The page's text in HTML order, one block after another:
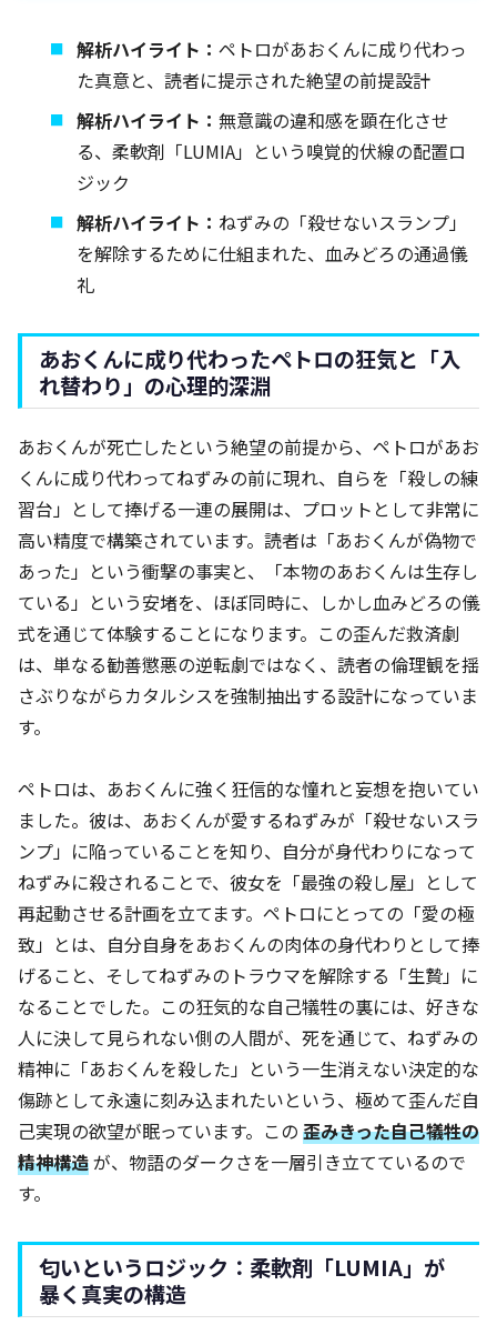
解析ハイライト：ペトロがあおくんに成り代わっ
た真意と、読者に提示された絶望の前提設計
解析ハイライト：無意識の違和感を顕在化させ
る、柔軟剤「LUMIA」という嗅覚的伏線の配置ロ
ジック
解析ハイライト： ねずみの「殺せないスランプ」
を解除するために仕組まれた、血みどろの通過儀
礼
あおくんに成り代わったペトロの狂気と「入
れ替わり」の心理的深淵
あおくんが死亡したという絶望の前提から、ペトロがあお
くんに成り代わってねずみの前に現れ、自らを「殺しの練
習台」として捧げる一連の展開は、プロットとして非常に
高い精度で構築されています。読者は「あおくんが偽物で
あった」という衝撃の事実と、「本物のあおくんは生存し
ている」という安堵を、ほぼ同時に、しかし血みどろの儀
式を通じて体験することになります。この歪んだ救済劇
は、単なる勧善懲悪の逆転劇ではなく、読者の倫理観を揺
さぶりながらカタルシスを強制抽出する設計になっていま
す。
ペトロは、あおくんに強く狂信的な憧れと妄想を抱いてい
ました。彼は、あおくんが愛するねずみが「殺せないスラ
ンプ」に陥っていることを知り、自分が身代わりになって
ねずみに殺されることで、彼女を「最強の殺し屋」として
再起動させる計画を立てます。ペトロにとっての「愛の極
致」とは、自分自身をあおくんの肉体の身代わりとして捧
げること、そしてねずみのトラウマを解除する「生贄」に
なることでした。この狂気的な自己犠牲の裏には、好きな
人に決して見られない側の人間が、死を通じて、ねずみの
精神に「あおくんを殺した」という一生消えない決定的な
傷跡として永遠に刻み込まれたいという、極めて歪んだ自
己実現の欲望が眠っています。この 歪みきった自己犠牲の
精神構造が、物語のダークさを一層引き立てているので
す。
匂いというロジック：柔軟剤「LUMIA」が
暴く真実の構造